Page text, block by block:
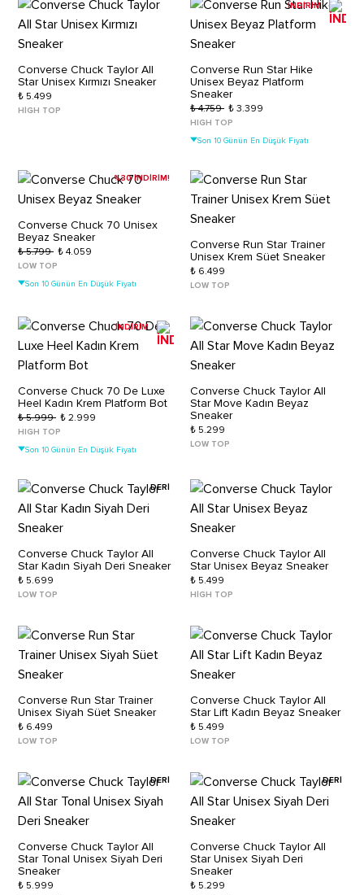
Converse Chuck Taylor All
Star Unisex Kırmızı Sneaker
₺ 5.499
HIGH TOP
İNDİRİM
Converse Run Star Hike
Unisex Beyaz Platform
Sneaker
₺ 4.759 ₺ 3.399
HIGH TOP
Son 10 Günün En Düşük Fiyatı
%30 İNDİRİM!
Converse Chuck 70 Unisex
Beyaz Sneaker
₺ 5.799 ₺ 4.059
LOW TOP
Son 10 Günün En Düşük Fiyatı
Converse Run Star Trainer
Unisex Krem Süet Sneaker
₺ 6.499
LOW TOP
İNDİRİM
Converse Chuck 70 De Luxe
Heel Kadın Krem Platform Bot
₺ 5.999 ₺ 2.999
HIGH TOP
Son 10 Günün En Düşük Fiyatı
Converse Chuck Taylor All
Star Move Kadın Beyaz
Sneaker
₺ 5.299
LOW TOP
DERİ
Converse Chuck Taylor All
Star Kadın Siyah Deri Sneaker
₺ 5.699
LOW TOP
Converse Chuck Taylor All
Star Unisex Beyaz Sneaker
₺ 5.499
HIGH TOP
Converse Run Star Trainer
Unisex Siyah Süet Sneaker
₺ 6.499
LOW TOP
Converse Chuck Taylor All
Star Lift Kadın Beyaz Sneaker
₺ 5.499
LOW TOP
DERİ
Converse Chuck Taylor All
Star Tonal Unisex Siyah Deri
Sneaker
₺ 5.999
DERİ
Converse Chuck Taylor All
Star Unisex Siyah Deri
Sneaker
₺ 5.299